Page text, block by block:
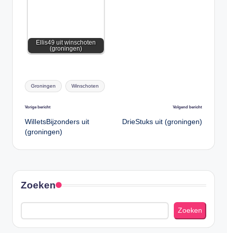
Ellis49 uit winschoten
(groningen)
Tags:
Groningen Winschoten
Bericht
navigatie
Vorige bericht
WilIetsBijzonders uit
(groningen)
Volgend bericht
DrieStuks uit (groningen)
Zoeken
Zoeken